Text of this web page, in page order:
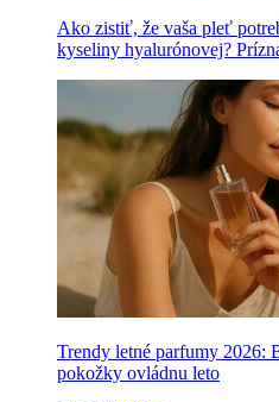
Ako zistiť, že vaša pleť
kyseliny hyalurónovej?
Trendy letné parfumy 2026:
pokožky ovládnu leto